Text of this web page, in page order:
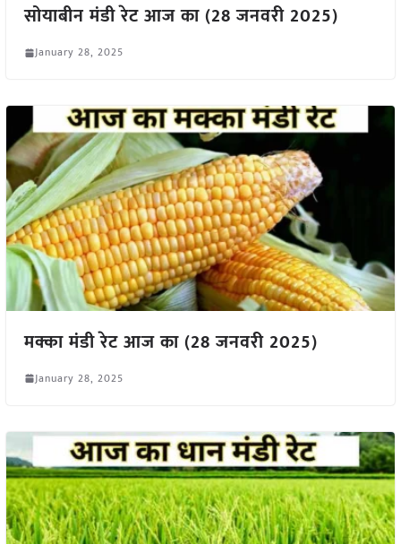
सोयाबीन मंडी रेट आज का (28 जनवरी 2025)
January 28, 2025
मक्का मंडी रेट आज का (28 जनवरी 2025)
January 28, 2025